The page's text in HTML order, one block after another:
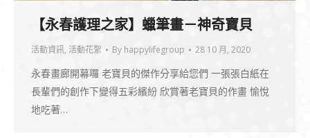
【永春護理之家】蠟筆畫－神奇寶貝
活動資訊, 活動花絮 By happylifegroup 28 10 月, 2020
永春畫廊開幕囉 老寶貝的傑作分享給您們 一張張白紙在
長輩們的創作下變得五彩繽紛 欣賞著老寶貝的作畫 愉悅
地吃著…